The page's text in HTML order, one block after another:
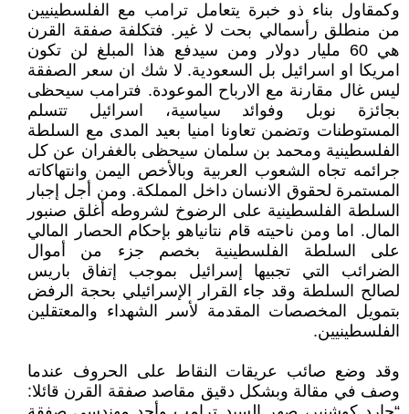
وكمقاول بناء ذو خبرة يتعامل ترامب مع الفلسطينيين
من منطلق رأسمالي بحت لا غير. فتكلفة صفقة القرن
هي 60 مليار دولار ومن سيدفع هذا المبلغ لن تكون
امريكا او اسرائيل بل السعودية. لا شك ان سعر الصفقة
ليس غال مقارنة مع الارباح الموعودة. فترامب سيحظى
بجائزة نوبل وفوائد سياسية، اسرائيل تتسلم
المستوطنات وتضمن تعاونا امنيا بعيد المدى مع السلطة
الفلسطينية ومحمد بن سلمان سيحظى بالغفران عن كل
جرائمه تجاه الشعوب العربية وبالأخص اليمن وانتهاكاته
المستمرة لحقوق الانسان داخل المملكة. ومن أجل إجبار
السلطة الفلسطينية على الرضوخ لشروطه أغلق صنبور
المال. اما ومن ناحيته قام نتانياهو بإحكام الحصار المالي
على السلطة الفلسطينية بخصم جزء من أموال
الضرائب التي تجبيها إسرائيل بموجب إتفاق باريس
لصالح السلطة وقد جاء القرار الإسرائيلي بحجة الرفض
بتمويل المخصصات المقدمة لأسر الشهداء والمعتقلين
الفلسطينيين.
وقد وضع صائب عريقات النقاط على الحروف عندما
وصف في مقالة وبشكل دقيق مقاصد صفقة القرن قائلا: